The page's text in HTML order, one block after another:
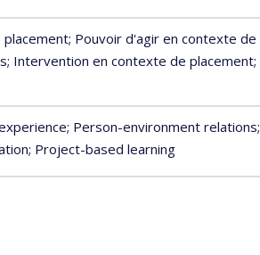
; Pouvoir d'agir en contexte de
; Intervention en contexte de placement;
; Person-environment relations;
; Project-based learning